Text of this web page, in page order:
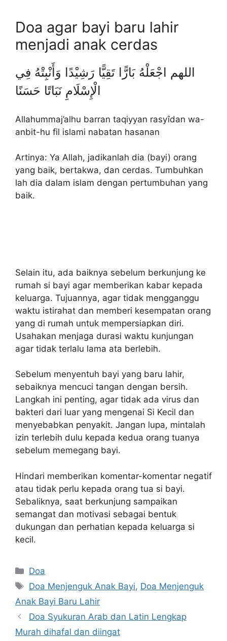
Doa agar bayi baru lahir
menjadi anak cerdas
اللهم اجْعَلْهُ بَارًّا تَقِيًّا رَشِيْدًا وَأَنْبِتْهُ فِي
الْإِسْلَامِ نَبَاتًا حَسَنًا
Allahummaj’alhu barran taqiyyan rasyîdan wa-
anbit-hu fil islami nabatan hasanan
Artinya: Ya Allah, jadikanlah dia (bayi) orang
yang baik, bertakwa, dan cerdas. Tumbuhkan
lah dia dalam islam dengan pertumbuhan yang
baik.
Selain itu, ada baiknya sebelum berkunjung ke
rumah si bayi agar memberikan kabar kepada
keluarga. Tujuannya, agar tidak mengganggu
waktu istirahat dan memberi kesempatan orang
yang di rumah untuk mempersiapkan diri.
Usahakan menjaga durasi waktu kunjungan
agar tidak terlalu lama ata berlebih.
Sebelum menyentuh bayi yang baru lahir,
sebaiknya mencuci tangan dengan bersih.
Langkah ini penting, agar tidak ada virus dan
bakteri dari luar yang mengenai Si Kecil dan
menyebabkan penyakit. Jangan lupa, mintalah
izin terlebih dulu kepada kedua orang tuanya
sebelum memegang bayi.
Hindari memberikan komentar-komentar negatif
atau tidak perlu kepada orang tua si bayi.
Sebaliknya, saat berkunjung sampaikan
semangat dan motivasi sebagai bentuk
dukungan dan perhatian kepada keluarga si
kecil.
Kategori
Doa
Tag
Doa Menjenguk Anak Bayi, Doa Menjenguk
Anak Bayi Baru Lahir
Doa Syukuran Arab dan Latin Lengkap
Murah dihafal dan diingat